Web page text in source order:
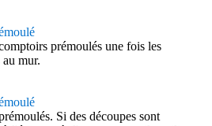
prémoulés une fois les
mur.
Si des découpes sont